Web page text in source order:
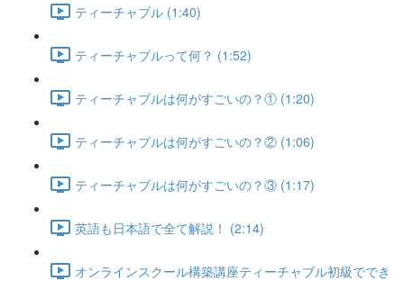
ティーチャブル (1:40)
ティーチャブルって何？ (1:52)
ティーチャブルは何がすごいの？① (1:20)
ティーチャブルは何がすごいの？② (1:06)
ティーチャブルは何がすごいの？③ (1:17)
英語も日本語で全て解説！ (2:14)
オンラインスクール構築講座ティーチャブル初級ででき